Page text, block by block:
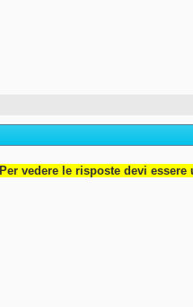
Per vedere le risposte devi